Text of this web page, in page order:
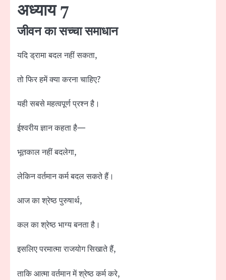
अध्याय 7
जीवन का सच्चा समाधान
यदि ड्रामा बदल नहीं सकता,
तो फिर हमें क्या करना चाहिए?
यही सबसे महत्वपूर्ण प्रश्न है।
ईश्वरीय ज्ञान कहता है—
भूतकाल नहीं बदलेगा,
लेकिन वर्तमान कर्म बदल सकते हैं।
आज का श्रेष्ठ पुरुषार्थ,
कल का श्रेष्ठ भाग्य बनता है।
इसलिए परमात्मा राजयोग सिखाते हैं,
ताकि आत्मा वर्तमान में श्रेष्ठ कर्म करे,